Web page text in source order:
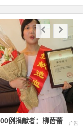
例捐献者：柳蓓蕾